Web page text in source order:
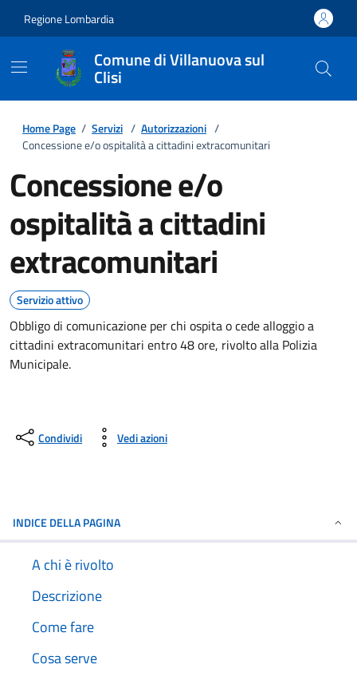
Regione Lombardia
Comune di Villanuova sul
Clisi
Home Page / Servizi / Autorizzazioni /
Concessione e/o ospitalità a cittadini extracomunitari
Concessione e/o
ospitalità a cittadini
extracomunitari
Servizio attivo
Obbligo di comunicazione per chi ospita o cede alloggio a
cittadini extracomunitari entro 48 ore, rivolto alla Polizia
Municipale.
Condividi Vedi azioni
INDICE DELLA PAGINA
A chi è rivolto
Descrizione
Come fare
Cosa serve